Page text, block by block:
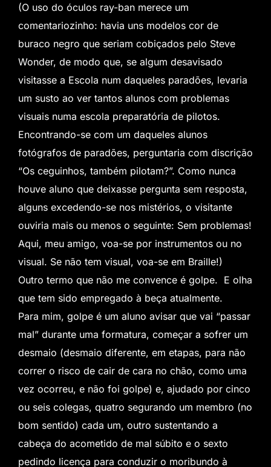
(O uso do óculos ray-ban merece um
comentariozinho: havia uns modelos cor de
buraco negro que seriam cobiçados pelo Steve
Wonder, de modo que, se algum desavisado
visitasse a Escola num daqueles paradões, levaria
um susto ao ver tantos alunos com problemas
visuais numa escola preparatória de pilotos.
Encontrando-se com um daqueles alunos
fotógrafos de paradões, perguntaria com discrição
“Os ceguinhos, também pilotam?”. Como nunca
houve aluno que deixasse pergunta sem resposta,
alguns excedendo-se nos mistérios, o visitante
ouviria mais ou menos o seguinte: Sem problemas!
Aqui, meu amigo, voa-se por instrumentos ou no
visual. Se não tem visual, voa-se em Braille!)
Outro termo que não me convence é golpe. E olha
que tem sido empregado à beça atualmente.
Para mim, golpe é um aluno avisar que vai “passar
mal” durante uma formatura, começar a sofrer um
desmaio (desmaio diferente, em etapas, para não
correr o risco de cair de cara no chão, como uma
vez ocorreu, e não foi golpe) e, ajudado por cinco
ou seis colegas, quatro segurando um membro (no
bom sentido) cada um, outro sustentando a
cabeça do acometido de mal súbito e o sexto
pedindo licença para conduzir o moribundo à